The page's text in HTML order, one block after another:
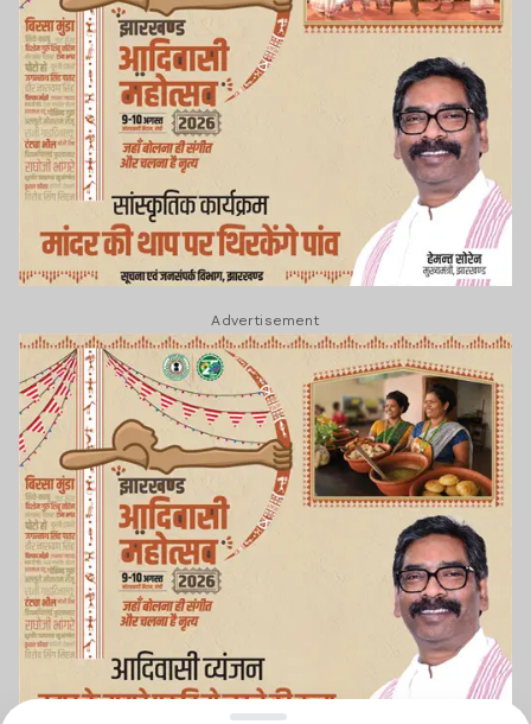
Advertisement